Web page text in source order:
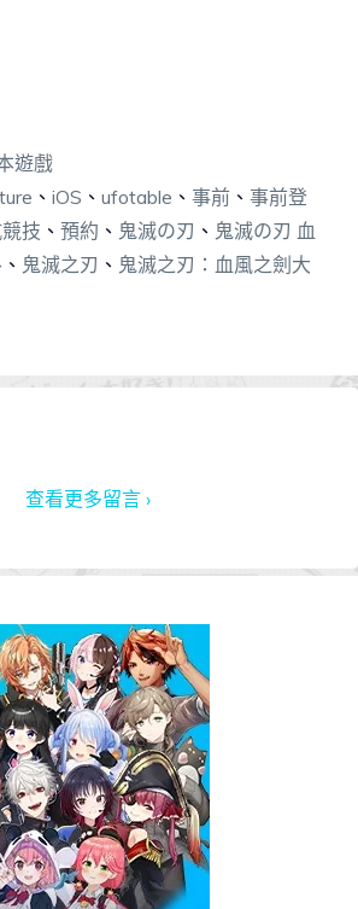
遊戲
、 iOS 、 ufotable 、 事前、 事前登
技 、 預約 、 鬼滅の刃 、 鬼滅の刃 血
、 鬼滅之刃 、 鬼滅之刃：血風之劍大
查看更多留言 ›